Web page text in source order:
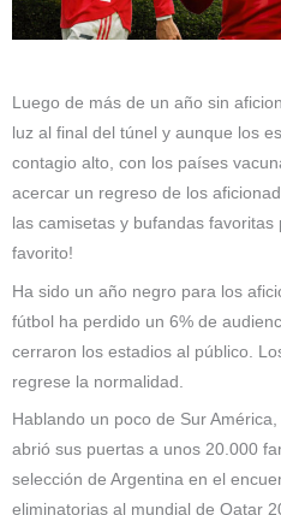
Luego de más de un año sin
luz al final del túnel y aunque los
contagio alto, con los países
acercar un regreso de los
las camisetas y bufandas
favorito!
Ha sido un año negro para los
fútbol ha perdido un 6% de
cerraron los estadios al público.
regrese la normalidad.
Hablando un poco de Sur
abrió sus puertas a unos 20.000
selección de Argentina en el
eliminatorias al mundial de Qatar